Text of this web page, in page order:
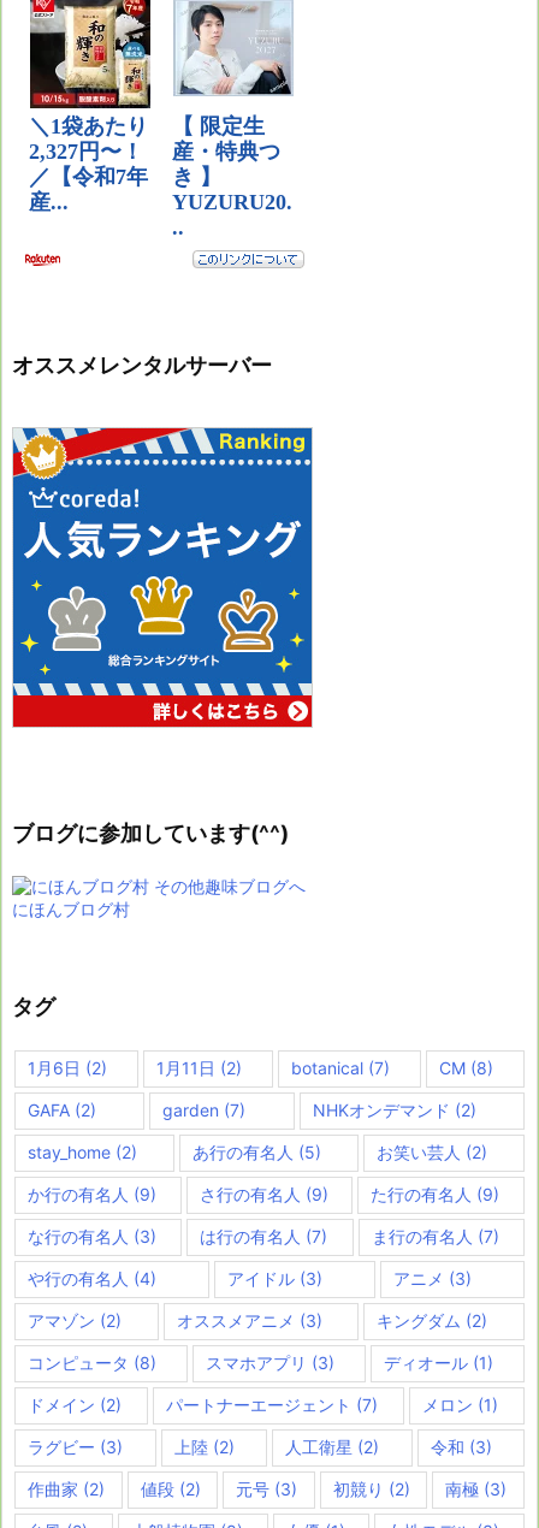
オススメレンタルサーバー
ブログに参加しています(^^)
にほんブログ村
タグ
1月6日 (2) 1月11日 (2) botanical (7) CM (8)
GAFA (2) garden (7) NHKオンデマンド (2)
stay_home (2) あ行の有名人 (5) お笑い芸人 (2)
か行の有名人 (9) さ行の有名人 (9) た行の有名人 (9)
な行の有名人 (3) は行の有名人 (7) ま行の有名人 (7)
や行の有名人 (4) アイドル (3) アニメ (3)
アマゾン (2) オススメアニメ (3) キングダム (2)
コンピュータ (8) スマホアプリ (3) ディオール (1)
ドメイン (2) パートナーエージェント (7) メロン (1)
ラグビー (3) 上陸(2) 人工衛星 (2) 令和 (3)
作曲家 (2) 値段(2) 元号 (3) 初競り (2) 南極 (3)